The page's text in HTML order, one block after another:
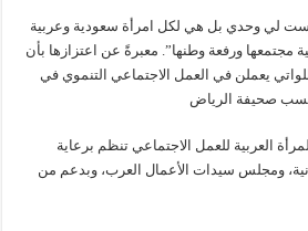
لي وحدي بل هي لكل امرأة سعودية وعربية
ورفعة وطنها”. معبرةً عن اعتزازها بأن
يعملن في العمل الاجتماعي التنموي في
صحيفة الرياض
العربية للعمل الاجتماعي تنظم برعاية
ومجلس سيدات الأعمال العرب، وبدعم من